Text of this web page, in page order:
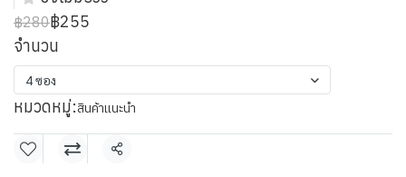
฿280฿255
จำนวน
4 ซอง
หมวดหมู่:สินค้าแนะนำ
แชร์